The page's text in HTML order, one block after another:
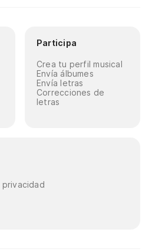
Participa
Crea tu perfil musical
Envía álbumes
Envía letras
Correcciones de
letras